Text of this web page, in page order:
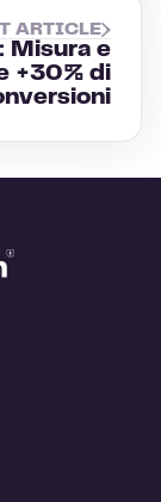
ARTICLE
Misura e
+30% di